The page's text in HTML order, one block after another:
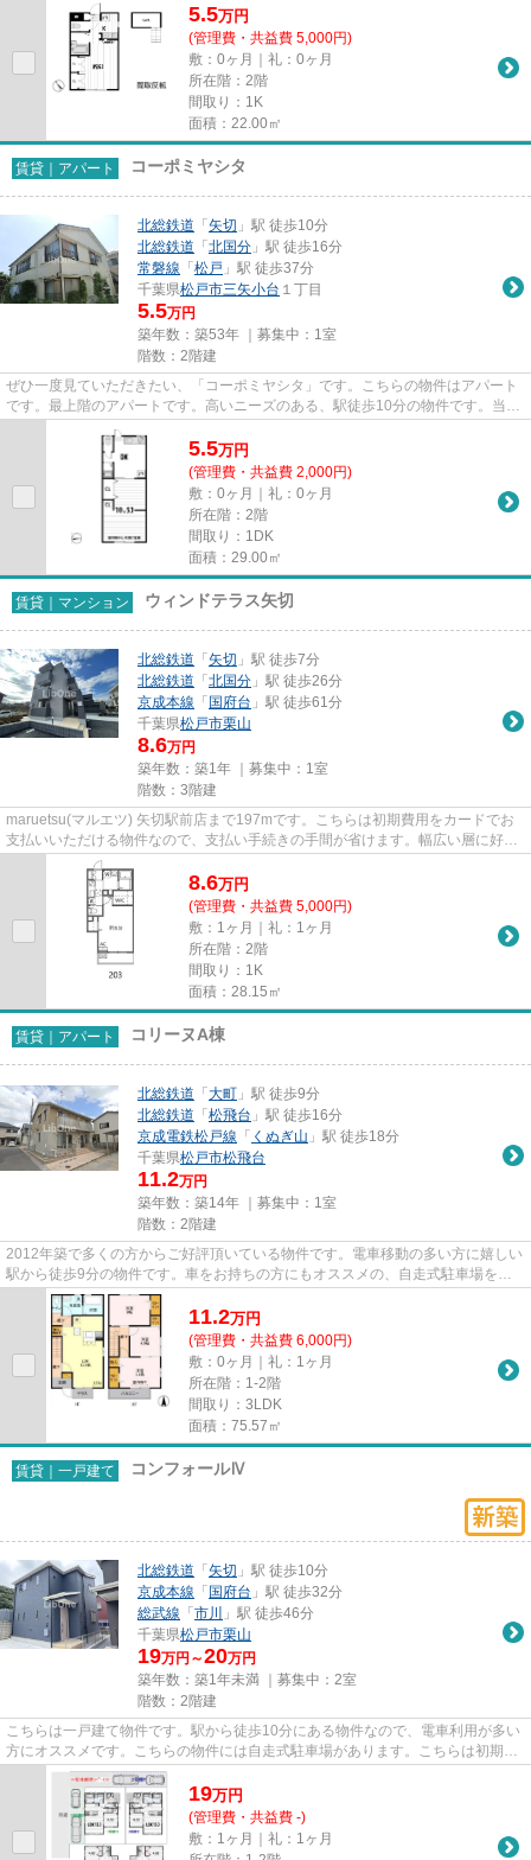
5.5万円
(管理費・共益費 5,000円)
敷：0ヶ月｜礼：0ヶ月
所在階：2階
間取り：1K
面積：22.00㎡
賃貸｜アパート コーポミヤシタ
北総鉄道 「 矢切 」駅 徒歩10分
北総鉄道 「 北国分 」駅 徒歩16分
常磐線 「 松戸 」駅 徒歩37分
千葉県松戸市三矢小台 １丁目
5.5万円
築年数：築53年 ｜募集中： 1室
階数：2階建
ぜひ一度見ていただきたい、「コーポミヤシタ」です。こちらの物件はアパート
です。最上階のアパートです。高いニーズのある、駅徒歩10分の物件です。当社
スタッフが地域の賃貸情報を...
5.5万円
(管理費・共益費 2,000円)
敷：0ヶ月｜礼：0ヶ月
所在階：2階
間取り：1DK
面積：29.00㎡
賃貸｜マンション ウィンドテラス矢切
北総鉄道 「 矢切 」駅 徒歩7分
北総鉄道 「 北国分 」駅 徒歩26分
京成本線 「 国府台 」駅 徒歩61分
千葉県松戸市栗山
8.6万円
築年数：築1年 ｜募集中： 1室
階数：3階建
maruetsu(マルエツ) 矢切駅前店まで197mです。こちらは初期費用をカードでお
支払いいただける物件なので、支払い手続きの手間が省けます。幅広い層に好評
な、駅から徒歩7分に立地する...
8.6万円
(管理費・共益費 5,000円)
敷：1ヶ月｜礼：1ヶ月
所在階：2階
間取り：1K
面積：28.15㎡
賃貸｜アパート コリーヌA棟
北総鉄道 「 大町 」駅 徒歩9分
北総鉄道 「 松飛台 」駅 徒歩16分
京成電鉄松戸線 「 くぬぎ山 」駅 徒歩18分
千葉県松戸市松飛台
11.2万円
築年数：築14年 ｜募集中： 1室
階数：2階建
2012年築で多くの方からご好評頂いている物件です。電車移動の多い方に嬉しい
駅から徒歩9分の物件です。車をお持ちの方にもオススメの、自走式駐車場を利
用できるアパートです。こちら...
11.2万円
(管理費・共益費 6,000円)
敷：0ヶ月｜礼：1ヶ月
所在階：1-2階
間取り：3LDK
面積：75.57㎡
賃貸｜一戸建て コンフォールⅣ
北総鉄道 「 矢切 」駅 徒歩10分
京成本線 「 国府台 」駅 徒歩32分
総武線 「 市川
」駅 徒歩46分
千葉県松戸市栗山
19万円～20万円
築年数：築1年未満 ｜募集中： 2室
階数：2階建
こちらは一戸建て物件です。駅から徒歩10分にある物件なので、電車利用が多い
方にオススメです。こちらの物件には自走式駐車場があります。こちらは初期費
用をカードでお支払いいただ...
19万円
(管理費・共益費 -)
敷：1ヶ月｜礼：1ヶ月